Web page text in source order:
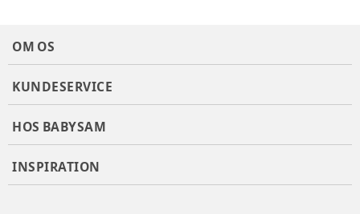
OM OS
KUNDESERVICE
HOS BABYSAM
INSPIRATION